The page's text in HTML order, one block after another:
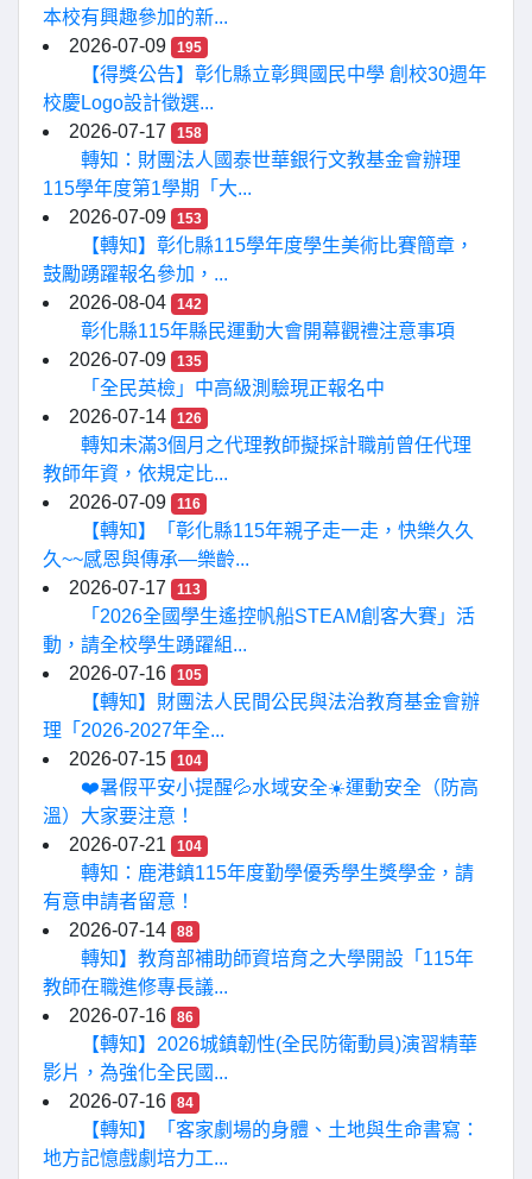
本校有興趣參加的新...
2026-07-09
195
【得獎公告】彰化縣立彰興國民中學 創校30週年
校慶Logo設計徵選...
2026-07-17
158
轉知：財團法人國泰世華銀行文教基金會辦理
115學年度第1學期「大...
2026-07-09
153
【轉知】彰化縣115學年度學生美術比賽簡章，
鼓勵踴躍報名參加，...
2026-08-04
142
彰化縣115年縣民運動大會開幕觀禮注意事項
2026-07-09
135
「全民英檢」中高級測驗現正報名中
2026-07-14
126
轉知未滿3個月之代理教師擬採計職前曾任代理
教師年資，依規定比...
2026-07-09
116
【轉知】「彰化縣115年親子走一走，快樂久久
久~~感恩與傳承—樂齡...
2026-07-17
113
「2026全國學生遙控帆船STEAM創客大賽」活
動，請全校學生踴躍組...
2026-07-16
105
【轉知】財團法人民間公民與法治教育基金會辦
理「2026-2027年全...
2026-07-15
104
❤️暑假平安小提醒💦水域安全☀️運動安全（防高
溫）大家要注意！
2026-07-21
104
轉知：鹿港鎮115年度勤學優秀學生獎學金，請
有意申請者留意！
2026-07-14
88
轉知】教育部補助師資培育之大學開設「115年
教師在職進修專長議...
2026-07-16
86
【轉知】2026城鎮韌性(全民防衛動員)演習精華
影片，為強化全民國...
2026-07-16
84
【轉知】「客家劇場的身體、土地與生命書寫：
地方記憶戲劇培力工...